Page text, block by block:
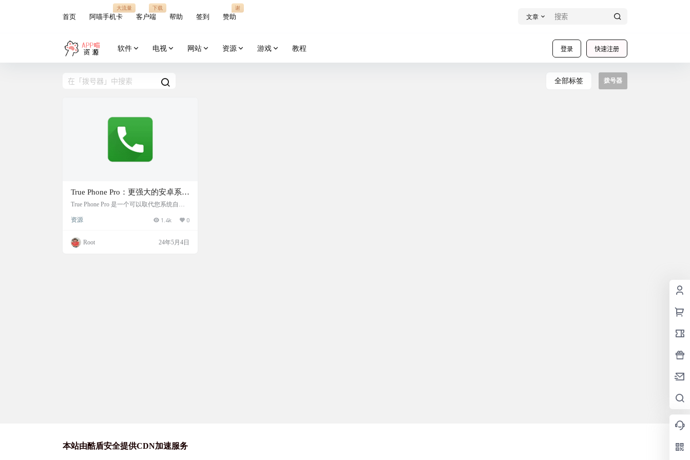
首页 阿喵手机卡
大流量
客户端
下载
帮助 签到 赞助
谢
文章
登录 快速注册
软件 电视 网站 资源 游戏 教程
全部标签 拨号器
True Phone Pro：更强大的安卓系统
拨号器和联系人APP
True Phone Pro 是一个可以取代您系统自带
能，还包括内置主题管理器。支持自动通话
共存。无需ROOT权限，给个后台保活就行
了，也不需要无障碍权限。 True Phone Pro
资源 1.4k 0
Root 24年5月4日
本站由酷盾安全提供CDN加速服务